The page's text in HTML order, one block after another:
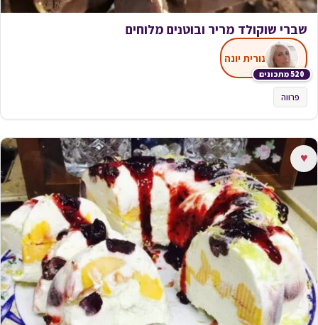
שברי שוקולד מריר ובוטנים מלוחים
520 מתכונים
נורית יונה
פרווה
♥